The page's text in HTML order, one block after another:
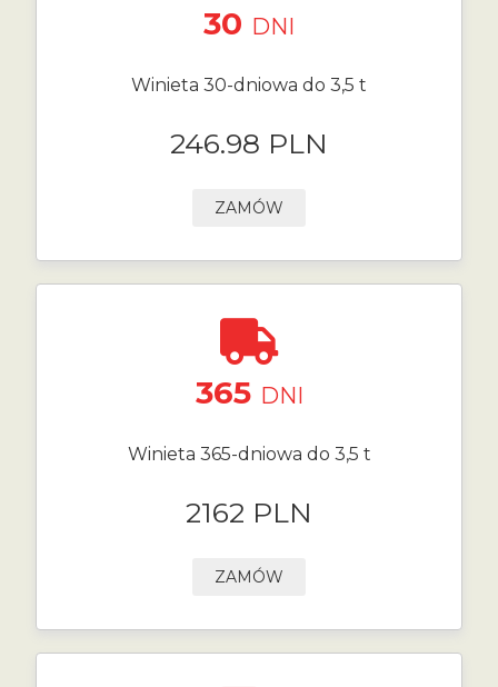
30 DNI
Winieta 30-dniowa do 3,5 t
246.98 PLN
ZAMÓW
365 DNI
Winieta 365-dniowa do 3,5 t
2162 PLN
ZAMÓW